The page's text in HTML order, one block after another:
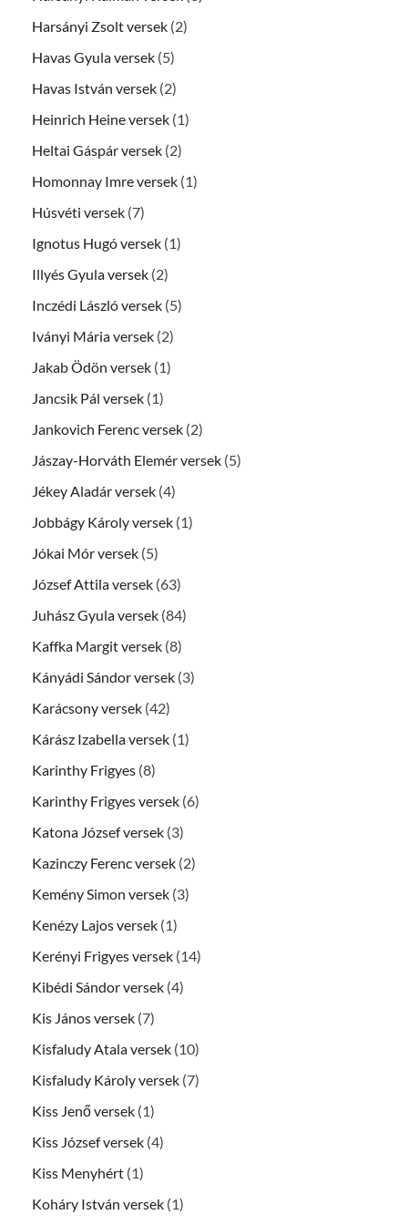
Harsányi Zsolt versek (2)
Havas Gyula versek (5)
Havas István versek (2)
Heinrich Heine versek (1)
Heltai Gáspár versek (2)
Homonnay Imre versek (1)
Húsvéti versek (7)
Ignotus Hugó versek (1)
Illyés Gyula versek (2)
Inczédi László versek (5)
Iványi Mária versek (2)
Jakab Ödön versek (1)
Jancsik Pál versek (1)
Jankovich Ferenc versek (2)
Jászay-Horváth Elemér versek (5)
Jékey Aladár versek (4)
Jobbágy Károly versek (1)
Jókai Mór versek (5)
József Attila versek (63)
Juhász Gyula versek (84)
Kaffka Margit versek (8)
Kányádi Sándor versek (3)
Karácsony versek (42)
Kárász Izabella versek (1)
Karinthy Frigyes (8)
Karinthy Frigyes versek (6)
Katona József versek (3)
Kazinczy Ferenc versek (2)
Kemény Simon versek (3)
Kenézy Lajos versek (1)
Kerényi Frigyes versek (14)
Kibédi Sándor versek (4)
Kis János versek (7)
Kisfaludy Atala versek (10)
Kisfaludy Károly versek (7)
Kiss Jenő versek (1)
Kiss József versek (4)
Kiss Menyhért (1)
Koháry István versek (1)